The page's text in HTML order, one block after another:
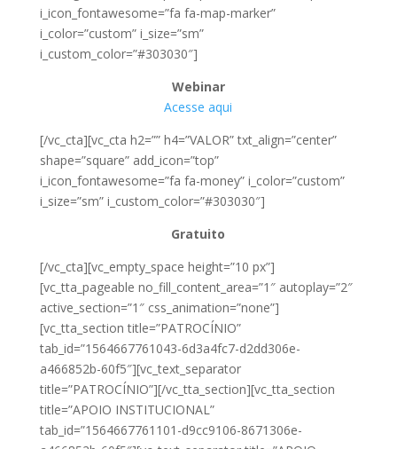
i_icon_fontawesome=”fa fa-map-marker”
i_color=”custom” i_size=”sm”
i_custom_color=”#303030″]
Webinar
Acesse aqui
[/vc_cta][vc_cta h2=”” h4=”VALOR” txt_align=”center”
shape=”square” add_icon=”top”
i_icon_fontawesome=”fa fa-money” i_color=”custom”
i_size=”sm” i_custom_color=”#303030″]
Gratuito
[/vc_cta][vc_empty_space height=”10 px”]
[vc_tta_pageable no_fill_content_area=”1″ autoplay=”2″
active_section=”1″ css_animation=”none”]
[vc_tta_section title=”PATROCÍNIO”
tab_id=”1564667761043-6d3a4fc7-d2dd306e-
a466852b-60f5″][vc_text_separator
title=”PATROCÍNIO”][/vc_tta_section][vc_tta_section
title=”APOIO INSTITUCIONAL”
tab_id=”1564667761101-d9cc9106-8671306e-